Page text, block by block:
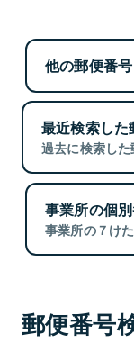
他の郵便番
最近検索した
過去に検索した
事業所の個
事業所の７け
郵便番号